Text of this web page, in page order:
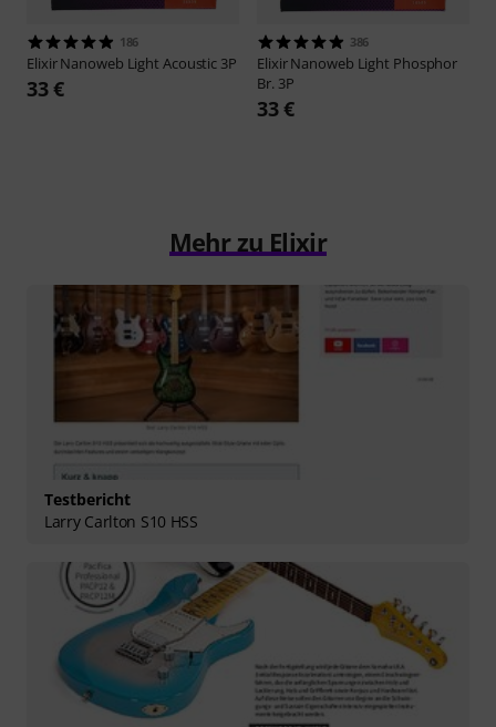
186
ElixirNanoweb Light Acoustic 3P
33 €
386
ElixirNanoweb Light Phosphor
Br. 3P
33 €
Mehr zu Elixir
Testbericht
Larry Carlton S10 HSS